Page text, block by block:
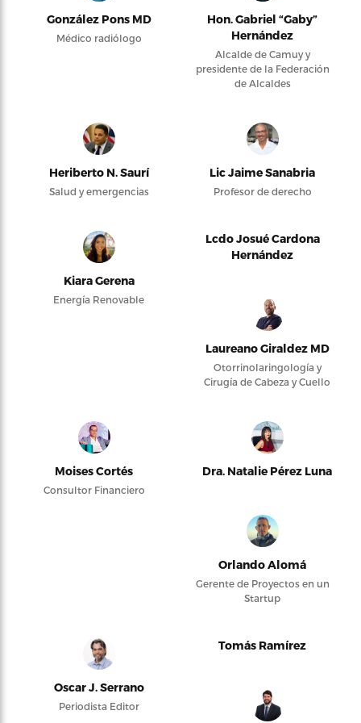
González Pons MD
Médico radiólogo
Hon. Gabriel “Gaby”
Hernández
Alcalde de Camuy y
presidente de la Federación
de Alcaldes
Heriberto N. Saurí
Salud y emergencias
Lic Jaime Sanabria
Profesor de derecho
Kiara Gerena
Energía Renovable
Lcdo Josué Cardona
Hernández
Laureano Giraldez MD
Otorrinolaringología y
Cirugía de Cabeza y Cuello
Moises Cortés
Consultor Financiero
Dra. Natalie Pérez Luna
Orlando Alomá
Gerente de Proyectos en un
Startup
Oscar J. Serrano
Periodista Editor
Tomás Ramírez